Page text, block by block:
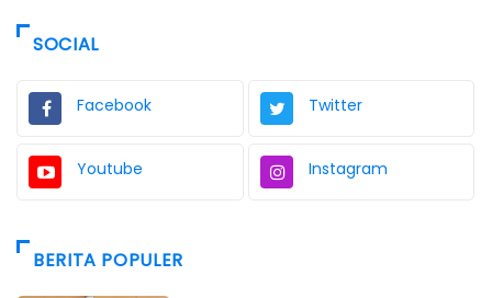
SOCIAL
Facebook Twitter
Youtube Instagram
BERITA POPULER